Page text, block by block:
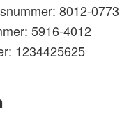
8012-0773
5916-4012
1234425625